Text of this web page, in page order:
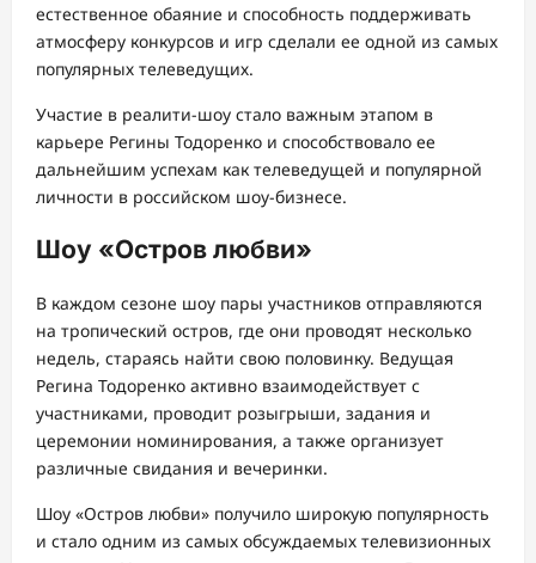
естественное обаяние и способность поддерживать
атмосферу конкурсов и игр сделали ее одной из самых
популярных телеведущих.
Участие в реалити-шоу стало важным этапом в
карьере Регины Тодоренко и способствовало ее
дальнейшим успехам как телеведущей и популярной
личности в российском шоу-бизнесе.
Шоу «Остров любви»
В каждом сезоне шоу пары участников отправляются
на тропический остров, где они проводят несколько
недель, стараясь найти свою половинку. Ведущая
Регина Тодоренко активно взаимодействует с
участниками, проводит розыгрыши, задания и
церемонии номинирования, а также организует
различные свидания и вечеринки.
Шоу «Остров любви» получило широкую популярность
и стало одним из самых обсуждаемых телевизионных